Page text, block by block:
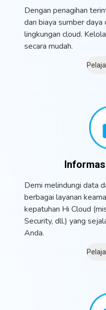
Dengan penagihan
dan biaya sumber daya
lingkungan cloud.
secara mudah.
Demi melindungi data
berbagai layanan
kepatuhan Hi Cloud
Security, dll.) yang
Anda.